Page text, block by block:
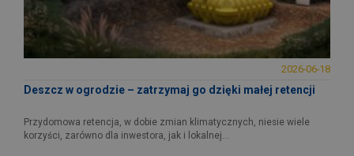
2026-06-18
Deszcz w ogrodzie – zatrzymaj go dzięki małej retencji
Przydomowa retencja, w dobie zmian klimatycznych, niesie wiele
korzyści, zarówno dla inwestora, jak i lokalnej...